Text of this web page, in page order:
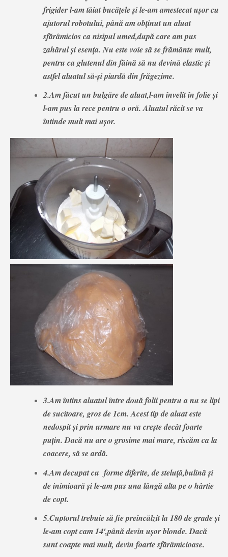
frigider l-am tăiat bucățele și le-am amestecat ușor cu
ajutorul robotului, până am obținut un aluat
sfărâmicios ca nisipul umed,după care am pus
zahărul și esența. Nu este voie să se frământe mult,
pentru ca glutenul din făină să nu devină elastic și
astfel aluatul să-și piardă din frăgezime.
2.Am făcut un bulgăre de aluat,l-am învelit în folie și
l-am pus la rece pentru o oră. Aluatul răcit se va
întinde mult mai ușor.
3.Am întins aluatul între două folii pentru a nu se lipi
de sucitoare, gros de 1cm. Acest tip de aluat este
nedospit și prin urmare nu va crește decât foarte
puțin. Dacă nu are o grosime mai mare, riscăm ca la
coacere, să se ardă.
4.Am decupat cu forme diferite, de steluță,bulină și
de inimioară și le-am pus una lângă alta pe o hârtie
de copt.
5.Cuptorul trebuie să fie preîncălzit la 180 de grade și
le-am copt cam 14',până devin ușor blonde. Dacă
sunt coapte mai mult, devin foarte sfărâmicioase.